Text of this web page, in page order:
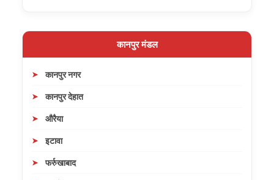
कानपुर मंडल
कानपुर नगर
कानपुर देहात
औरैया
इटावा
फर्रुखाबाद